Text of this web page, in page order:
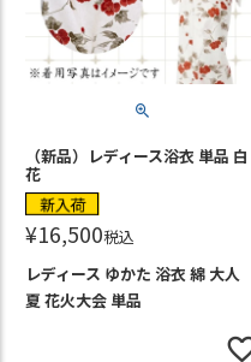
（新品）レディース浴衣 単品 白
花
新入荷
¥16,500税込
レディース ゆかた 浴衣 綿 大人
夏 花火大会 単品